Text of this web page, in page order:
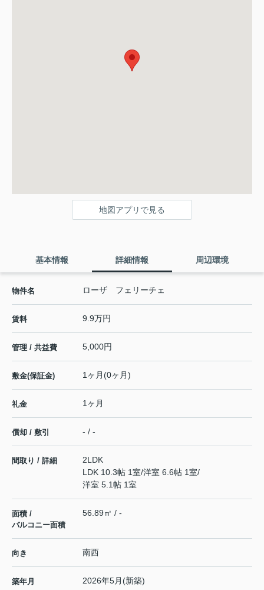
地図アプリで見る
基本情報 詳細情報 周辺環境
物件名 ローザ フェリーチェ
賃料 9.9万円
管理 / 共益費 5,000円
敷金(保証金) 1ヶ月(0ヶ月)
礼金 1ヶ月
償却 / 敷引 - / -
間取り / 詳細
2LDK
LDK 10.3帖 1室/洋室 6.6帖 1室/
洋室 5.1帖 1室
面積 /
バルコニー面積
56.89㎡ / -
向き 南西
築年月 2026年5月(新築)